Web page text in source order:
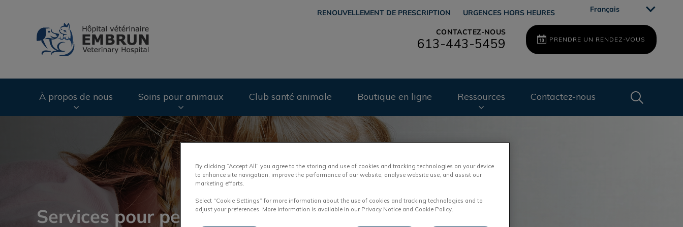
RENOUVELLEMENT DE PRESCRIPTION URGENCES HORS HEURES Français
CONTACTEZ-NOUS
613-443-5459 PRENDRE UN RENDEZ-VOUS
À propos de nous Soins pour animaux Club santé animale Boutique en ligne Ressources Contactez-nous
IvcPractices.HeaderNav.Search.Label
Services pour petits animaux
By clicking “Accept All” you agree to the storing and use of cookies and tracking technologies on your device
to enhance site navigation, improve the performance of our website, analyse website use, and assist our
marketing efforts.
Select “Cookie Settings” for more information about the use of cookies and tracking technologies and to
adjust your preferences. More information is available in our Privacy Notice and Cookie Policy.